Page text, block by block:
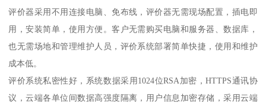
评价器采用不用连接电脑、免布线，评价器无需现场配置，插电即
用，安装简单，使用方便。客户无需购买电脑和服务器、数据库，
也无需场地和管理维护人员，评价系统部署简单快捷，使用和维护
成本低。
评价系统私密性好，系统数据采用1024位RSA加密，HTTPS通讯协
议，云端各单位间数据高强度隔离，用户信息加密存储，采用云端